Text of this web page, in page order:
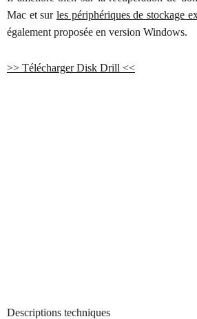
Mac et sur les périphériques de stockage
également proposée en version Windows.
>> Télécharger Disk Drill <<
Descriptions techniques